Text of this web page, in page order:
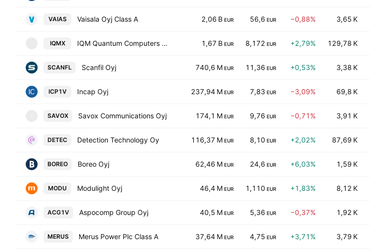
VAIAS Vaisala Oyj Class A 2,06 B EUR 56,6 EUR −0,88% 3,65 K
IQMX IQM Quantum Computers Oyj Class A 1,67 B EUR 8,172 EUR +2,79% 129,78 K
SCANFL Scanfil Oyj 740,6 M EUR 11,36 EUR +0,53% 3,38 K
ICP1V Incap Oyj 237,94 M EUR 7,83 EUR −3,09% 69,8 K
SAVOX Savox Communications Oyj 174,1 M EUR 9,76 EUR −0,71% 3,91 K
DETEC Detection Technology Oy 116,37 M EUR 8,10 EUR +2,02% 87,69 K
BOREO Boreo Oyj 62,46 M EUR 24,6 EUR +6,03% 1,59 K
MODU Modulight Oyj 46,4 M EUR 1,110 EUR +1,83% 8,12 K
ACG1V Aspocomp Group Oyj 40,5 M EUR 5,36 EUR −0,37% 1,92 K
MERUS Merus Power Plc Class A 37,64 M EUR 4,75 EUR +3,71% 3,79 K